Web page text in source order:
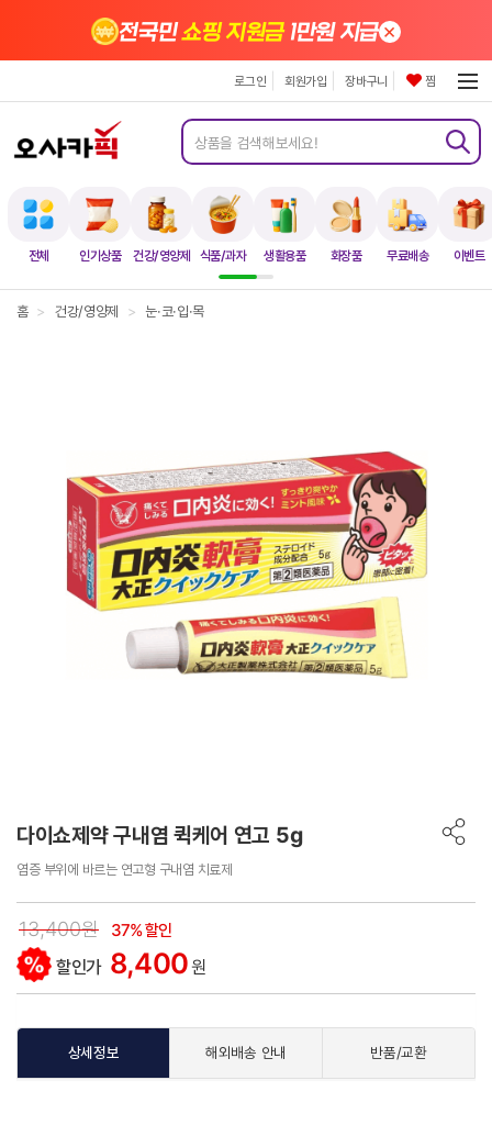
전체 인기상품 건강/영양제 식품/과자 생활용품 화장품 무료배송 이벤트
전국민쇼핑 지원금1만원 지급×
로그인 회원가입 장바구니 찜
홈 > 건강/영양제 > 눈·코·입·목
다이쇼제약 구내염 퀵케어 연고 5g
염증 부위에 바르는 연고형 구내염 치료제
13,400원 37% 할인
할인가 8,400원
상세정보 해외배송 안내 반품/교환